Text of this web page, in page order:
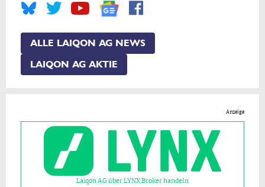
ALLE LAIQON AG NEWS
LAIQON AG AKTIE
Anzeige
Laiqon AG über LYNX Broker handeln